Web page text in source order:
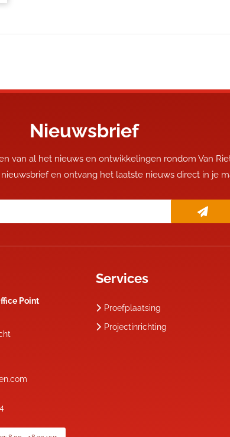
Nieuwsbrief
van al het nieuws en ontwikkelingen rondom Van
en ontvang het laatste nieuws direct in je
Point
Services
Proefplaatsing
Projectinrichting